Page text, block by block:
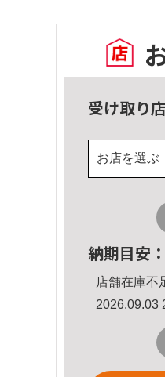
受け取り
お店を選ぶ
納期目安：
店舗在庫不
2026.09.03